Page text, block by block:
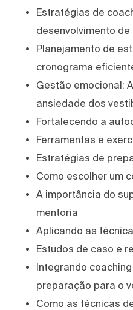
Estratégias de
desenvolvimento
Planejamento de
cronograma
Gestão emocional:
ansiedade dos
Fortalecendo a
Ferramentas e
Estratégias de
Como escolher um
A importância do
mentoria
Aplicando as
Estudos de caso e
Integrando
preparação para o
Como as técnicas